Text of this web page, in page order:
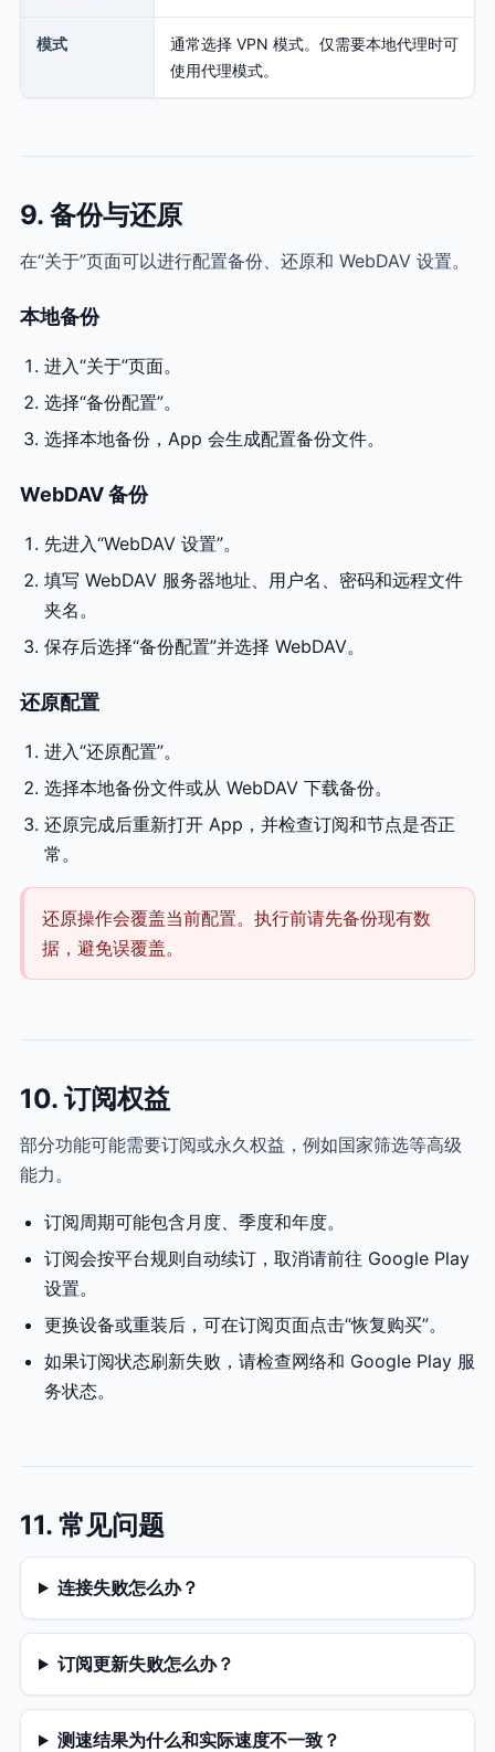
模式
通常选择 VPN 模式。仅需要本地代理时可
使用代理模式。
9. 备份与还原
在“关于”页面可以进行配置备份、还原和 WebDAV 设置。
本地备份
进入“关于”页面。
选择“备份配置”。
选择本地备份，App 会生成配置备份文件。
WebDAV 备份
先进入“WebDAV 设置”。
填写 WebDAV 服务器地址、用户名、密码和远程文件
夹名。
保存后选择“备份配置”并选择 WebDAV。
还原配置
进入“还原配置”。
选择本地备份文件或从 WebDAV 下载备份。
还原完成后重新打开 App，并检查订阅和节点是否正
常。
还原操作会覆盖当前配置。执行前请先备份现有数
据，避免误覆盖。
10. 订阅权益
部分功能可能需要订阅或永久权益，例如国家筛选等高级
能力。
订阅周期可能包含月度、季度和年度。
订阅会按平台规则自动续订，取消请前往 Google Play
设置。
更换设备或重装后，可在订阅页面点击“恢复购买”。
如果订阅状态刷新失败，请检查网络和 Google Play 服
务状态。
11. 常见问题
连接失败怎么办？
订阅更新失败怎么办？
测速结果为什么和实际速度不一致？